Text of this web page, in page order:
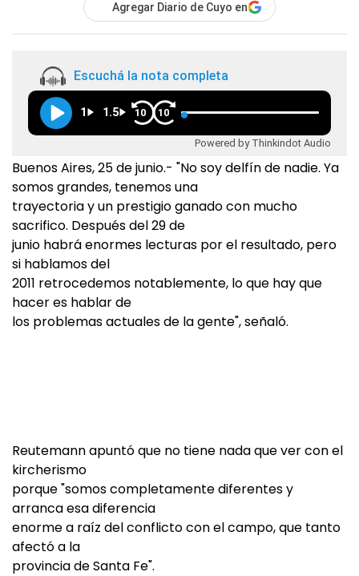
Agregar Diario de Cuyo en
Escuchá la nota completa
1 1.5 10 10
Powered by Thinkindot Audio
Buenos Aires, 25 de junio.- "No soy delfín de nadie. Ya
somos grandes, tenemos una
trayectoria y un prestigio ganado con mucho
sacrifico. Después del 29 de
junio habrá enormes lecturas por el resultado, pero
si hablamos del
2011 retrocedemos notablemente, lo que hay que
hacer es hablar de
los problemas actuales de la gente", señaló.
Reutemann apuntó que no tiene nada que ver con el
kircherismo
porque "somos completamente diferentes y
arranca esa diferencia
enorme a raíz del conflicto con el campo, que tanto
afectó a la
provincia de Santa Fe".